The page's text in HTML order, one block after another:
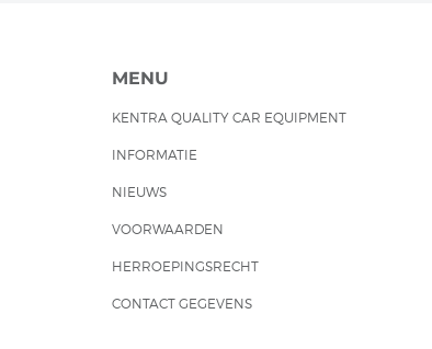
MENU
KENTRA QUALITY CAR EQUIPMENT
INFORMATIE
NIEUWS
VOORWAARDEN
HERROEPINGSRECHT
CONTACT GEGEVENS